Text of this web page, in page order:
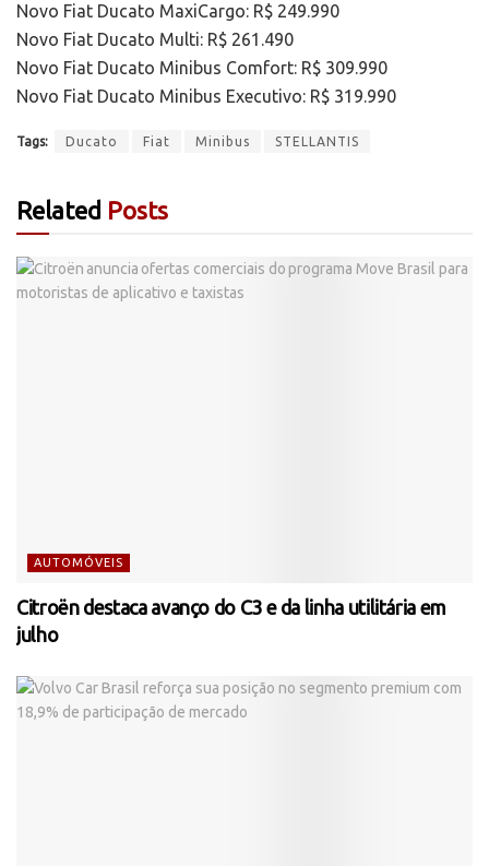
Novo Fiat Ducato MaxiCargo: R$ 249.990
Novo Fiat Ducato Multi: R$ 261.490
Novo Fiat Ducato Minibus Comfort: R$ 309.990
Novo Fiat Ducato Minibus Executivo: R$ 319.990
Tags: Ducato Fiat Minibus STELLANTIS
Related Posts
AUTOMÓVEIS
Citroën destaca avanço do C3 e da linha utilitária em
julho